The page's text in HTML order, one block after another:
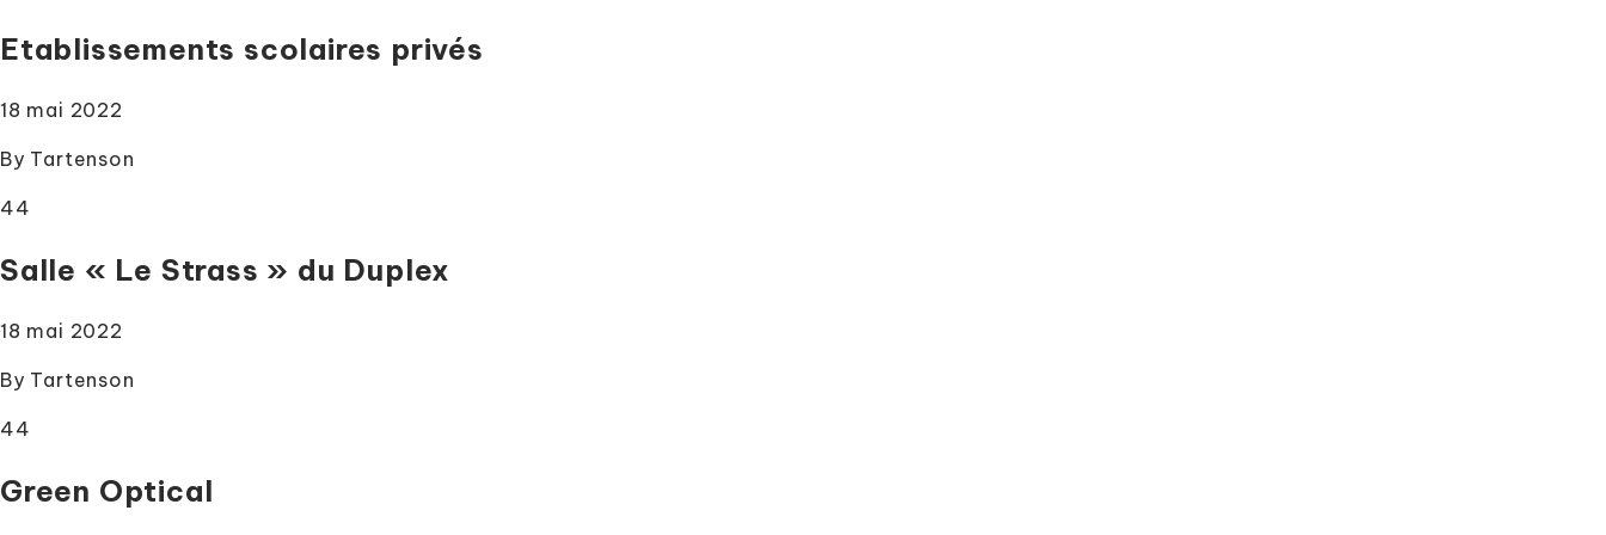
Etablissements scolaires privés
18 mai 2022
By Tartenson
44
Salle « Le Strass » du Duplex
18 mai 2022
By Tartenson
44
Green Optical